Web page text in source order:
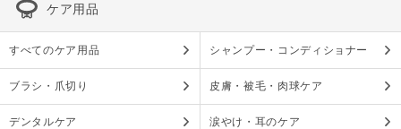
ケア用品
すべてのケア用品 シャンプー・コンディショナー
ブラシ・爪切り 皮膚・被毛・肉球ケア
デンタルケア 涙やけ・耳のケア